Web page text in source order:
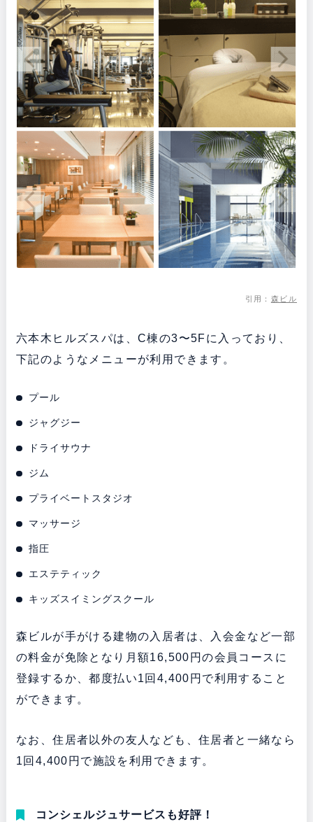
引用： 森ビル
六本木ヒルズスパは、C棟の3〜5Fに入っており、
下記のようなメニューが利用できます。
プール
ジャグジー
ドライサウナ
ジム
プライベートスタジオ
マッサージ
指圧
エステティック
キッズスイミングスクール
森ビルが手がける建物の入居者は、入会金など一部
の料金が免除となり月額16,500円の会員コースに
登録するか、都度払い1回4,400円で利用すること
ができます。
なお、住居者以外の友人なども、住居者と一緒なら
1回4,400円で施設を利用できます。
コンシェルジュサービスも好評！